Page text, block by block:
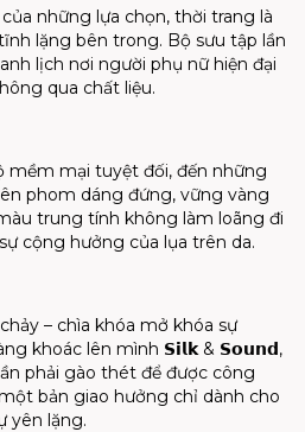
những lựa chọn, thời trang là
lặng bên trong. Bộ sưu tập lần
lịch nơi người phụ nữ hiện đại
qua chất liệu.
mềm mại tuyệt đối, đến những
phom dáng đứng, vững vàng
trung tính không làm loãng đi
cộng hưởng của lụa trên da.
– chìa khóa mở khóa sự
khoác lên mình 𝗦𝗶𝗹𝗸 & 𝗦𝗼𝘂𝗻𝗱,
phải gào thét để được công
bản giao hưởng chỉ dành cho
yên lặng.